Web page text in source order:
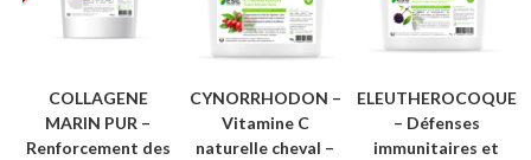
COLLAGENE
MARIN PUR –
Renforcement des
CYNORRHODON –
Vitamine C
naturelle cheval –
ELEUTHEROCOQUE
– Défenses
immunitaires et